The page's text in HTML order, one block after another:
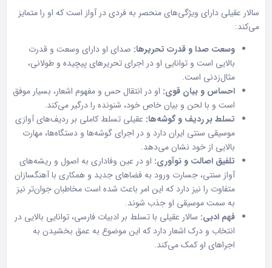
سالار عقیلی دارای ویژگی‌های منحصر به فردی در آواز است که او را متمایز
می‌کند:
وسعت صدا و قدرت تحریرها: صدای او دارای وسعت و قدرت
بالایی است و توانایی او در اجرای تحریرهای پیچیده و طولانی،
مثال‌زدنی است.
احساس و بیان قوی: او در انتقال حس و مفهوم اشعار، بسیار موفق
است و با لحن و بیان خاص خود، شنونده را درگیر می‌کند.
تسلط بر ردیف و گوشه‌ها: عقیلی تسلط کاملی بر ردیف‌های آوازی
موسیقی سنتی ایران دارد و در اجرای گوشه‌ها و دستگاه‌ها، مهارت
بالایی از خود نشان می‌دهد.
تلفیق اصالت و نوآوری: او در عین وفاداری به اصول و ریشه‌های
آواز سنتی، جسارت ورود به فضاهای جدید و همکاری با آهنگسازان
متفاوت را نیز دارد که این امر باعث شده است مخاطبان جوان‌تر نیز
به سمت موسیقی او جذب شوند.
فهم ادبی: سالار عقیلی با تسلط بر ادبیات فارسی، توانایی بالایی در
انتخاب و درک اشعار دارد که این موضوع به عمق بخشیدن به
اجراهای او کمک می‌کند.